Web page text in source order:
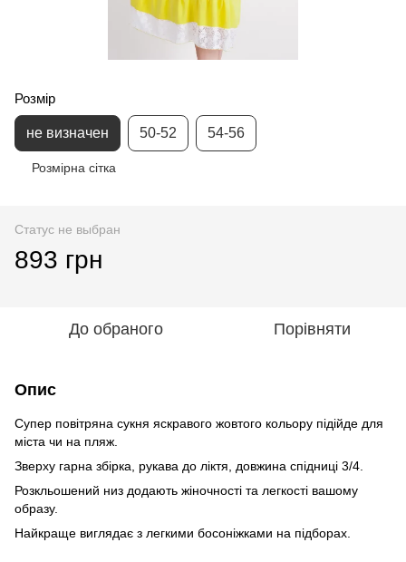
Розмір
не визначен 50-52 54-56
Розмірна сітка
Статус не выбран
893 грн
До обраного Порівняти
Опис
Супер повітряна сукня яскравого жовтого кольору підійде для
міста чи на пляж.
Зверху гарна збірка, рукава до ліктя, довжина спідниці 3/4.
Розкльошений низ додають жіночності та легкості вашому
образу.
Найкраще виглядає з легкими босоніжками на підборах.